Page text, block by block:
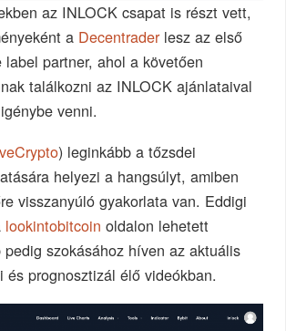
az INLOCK csapat is részt vett,
a Decentraderlesz az első
label partner, ahol a követően
találkozni az INLOCK ajánlataival
venni.
) leginkább a tőzsdei
helyezi a hangsúlyt, amiben
visszanyúló gyakorlata van. Eddigi
lookintobitcoin oldalon lehetett
szokásához híven az aktuális
és prognosztizál élő videókban.